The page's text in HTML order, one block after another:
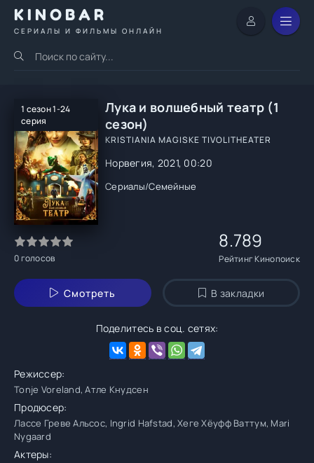
KINOBAR
СЕРИАЛЫ И ФИЛЬМЫ ОНЛАЙН
1 сезон 1-24
серия
Лука и волшебный театр (1
сезон)
KRISTIANIA MAGISKE TIVOLITHEATER
Норвегия, 2021, 00:20
Сериалы/Семейные
0голосов
8.789
Рейтинг Кинопоиск
Смотреть В закладки
Поделитесь в соц. сетях:
Режиссер:
Tonje Voreland, Атле Кнудсен
Продюсер:
Лассе Греве Альсос, Ingrid Hafstad, Хеге Хёуфф Ваттум, Mari
Nygaard
Актеры: